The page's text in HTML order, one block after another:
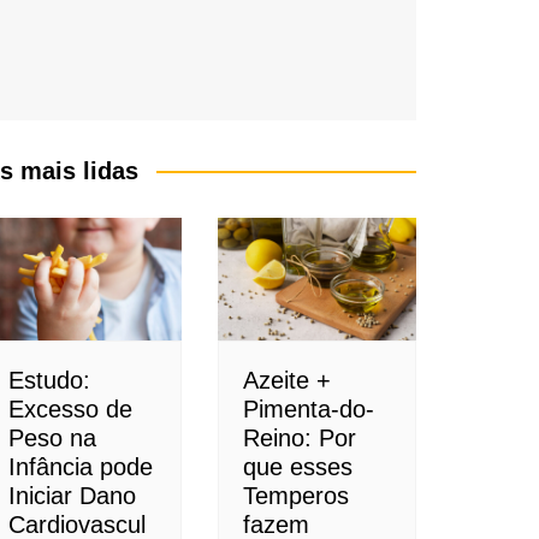
mais lidas
Estudo:
Excesso de
Peso na
Infância pode
Iniciar Dano
Cardiovascul
Azeite +
Pimenta-do-
Reino: Por
que esses
Temperos
fazem